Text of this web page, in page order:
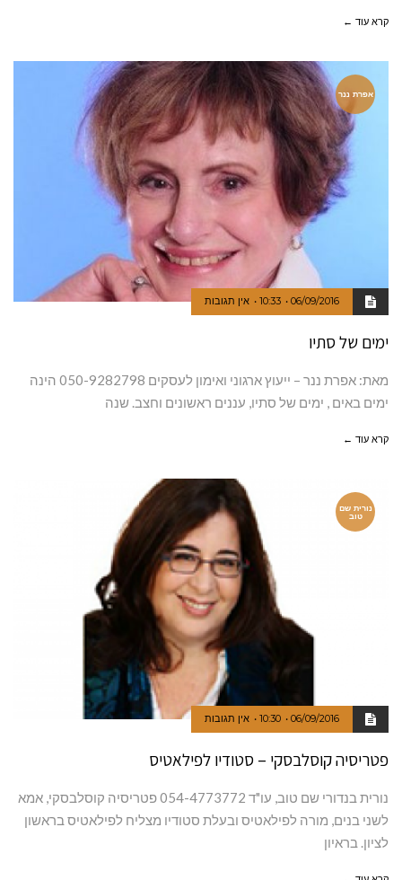
קרא עוד ←
אפרת ננר
06/09/2016
10:33 אין תגובות
ימים של סתיו
מאת: אפרת ננר – ייעוץ ארגוני ואימון לעסקים 050-9282798 הינה
ימים באים , ימים של סתיו, עננים ראשונים וחצב. שנה
קרא עוד ←
נורית שם
טוב
06/09/2016
10:30 אין תגובות
פטריסיה קוסלבסקי – סטודיו לפילאטיס
נורית בנדורי שם טוב, עו"ד 054-4773772 פטריסיה קוסלבסקי, אמא
לשני בנים, מורה לפילאטיס ובעלת סטודיו מצליח לפילאטיס בראשון
לציון. בראיון